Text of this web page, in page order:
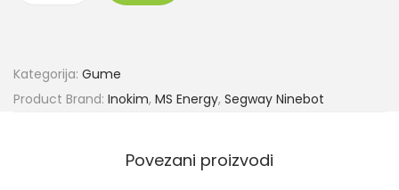
Kategorija: Gume
Product Brand: Inokim, MS Energy, Segway Ninebot
Povezani proizvodi